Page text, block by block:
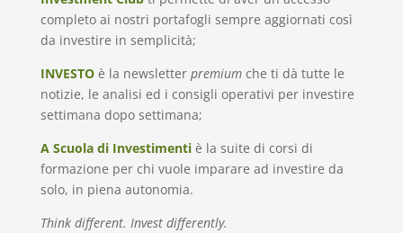
completo ai nostri portafogli sempre aggiornati così
da investire in semplicità;
INVESTOè la newsletter premiumche ti dà tutte le
notizie, le analisi ed i consigli operativi per investire
settimana dopo settimana;
A Scuola di Investimenti è la suite di corsi di
formazione per chi vuole imparare ad investire da
solo, in piena autonomia.
Think different. Invest differently.